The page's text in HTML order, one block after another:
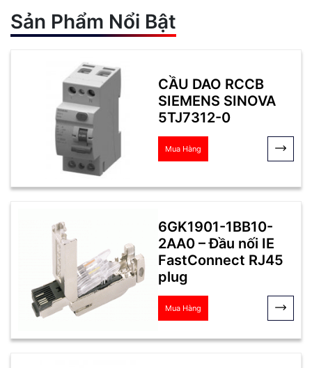
Sản Phẩm Nổi Bật
CẦU DAO RCCB
SIEMENS SINOVA
5TJ7312-0
Mua Hàng
6GK1901-1BB10-
2AA0 – Đầu nối IE
FastConnect RJ45
plug
Mua Hàng